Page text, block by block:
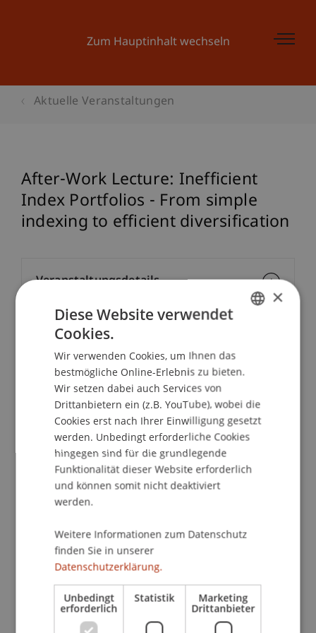
Zum Hauptinhalt wechseln
Aktuelle Veranstaltungen
After-Work Lecture: Inefficient
Index Portfolios - From simple
indexing to efficient diversification
Dozierende/Dozierender:
Pius Zgraggen
Institut für Finanzdienstleistungen
Series of lectures on current developments in
Asset and Investment Management.
Exchange of ideas from the professionals of
Corporations, Banks, Asset Management,
Veranstaltungsdetails
Kontakt
Downloads/Links
×
Diese Website verwendet
Cookies.
Wir verwenden Cookies, um Ihnen das
bestmögliche Online-Erlebnis zu bieten.
Wir setzen dabei auch Services von
Drittanbietern ein (z.B. YouTube), wobei die
Cookies erst nach Ihrer Einwilligung gesetzt
werden. Unbedingt erforderliche Cookies
hingegen sind für die grundlegende
Funktionalität dieser Website erforderlich
und können somit nicht deaktiviert
werden.
Weitere Informationen zum Datenschutz
finden Sie in unserer
Datenschutzerklärung.
Unbedingt
erforderlich
Statistik Marketing
Drittanbieter